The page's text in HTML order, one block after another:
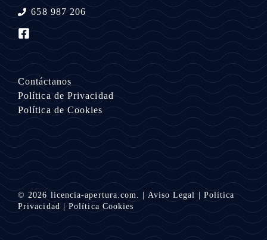
658 987 206
Contáctanos
Política de Privacidad
Política de Cookies
© 2026 licencia-apertura.com. Aviso Legal
Política
Privacidad |Política Cookies